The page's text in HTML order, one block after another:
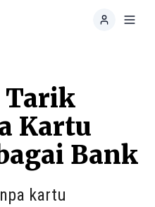
Tarik
Kartu
Bank
kartu